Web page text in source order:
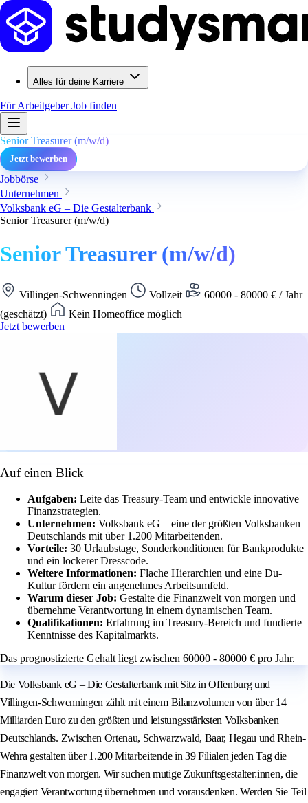
Alles für deine Karriere
Für ArbeitgeberJob finden
Senior Treasurer (m/w/d)
Jetzt bewerben
Jobbörse
Unternehmen
Volksbank eG – Die Gestalterbank
Senior Treasurer (m/w/d)
Senior Treasurer (m/w/d)
Villingen-Schwenningen Vollzeit
60000 - 80000 € / Jahr
(geschätzt)
Kein Homeoffice möglich
Jetzt bewerben
Auf einen Blick
Aufgaben: Leite das Treasury-Team und entwickle innovative
Finanzstrategien.
Unternehmen: Volksbank eG – eine der größten Volksbanken
Deutschlands mit über 1.200 Mitarbeitenden.
Vorteile: 30 Urlaubstage, Sonderkonditionen für Bankprodukte
und ein lockerer Dresscode.
Weitere Informationen: Flache Hierarchien und eine Du-
Kultur fördern ein angenehmes Arbeitsumfeld.
Warum dieser Job: Gestalte die Finanzwelt von morgen und
übernehme Verantwortung in einem dynamischen Team.
Qualifikationen: Erfahrung im Treasury-Bereich und fundierte
Kenntnisse des Kapitalmarkts.
Das prognostizierte Gehalt liegt zwischen 60000 - 80000 € pro Jahr.
Die Volksbank eG – Die Gestalterbank mit Sitz in Offenburg und
Villingen-Schwenningen zählt mit einem Bilanzvolumen von über 14
Milliarden Euro zu den größten und leistungsstärksten Volksbanken
Deutschlands. Zwischen Ortenau, Schwarzwald, Baar, Hegau und Rhein-
Wehra gestalten über 1.200 Mitarbeitende in 39 Filialen jeden Tag die
Finanzwelt von morgen. Wir suchen mutige Zukunftsgestalter:innen, die
engagiert Verantwortung übernehmen und vorausdenken. Werden Sie Teil